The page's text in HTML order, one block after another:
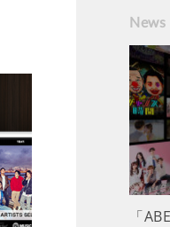
News
「